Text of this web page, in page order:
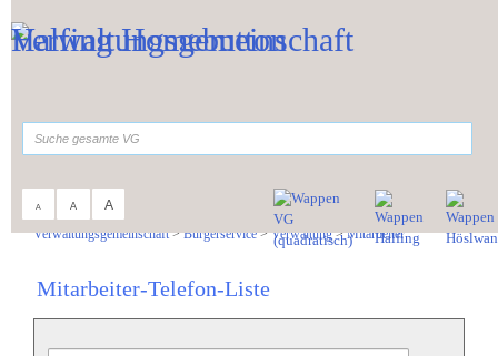
A A A
Verwaltungsgemeinschaft>Bürgerservice>Verwaltung>Mitarbeiter
Mitarbeiter-Telefon-Liste